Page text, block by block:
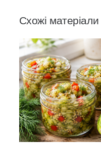
Схожі матеріали